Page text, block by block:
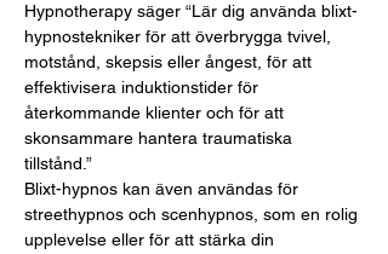
Hypnotherapy säger “Lär dig använda blixt-
hypnostekniker för att överbrygga tvivel,
motstånd, skepsis eller ångest, för att
effektivisera induktionstider för
återkommande klienter och för att
skonsammare hantera traumatiska
tillstånd.”
Blixt-hypnos kan även användas för
streethypnos och scenhypnos, som en rolig
upplevelse eller för att stärka din